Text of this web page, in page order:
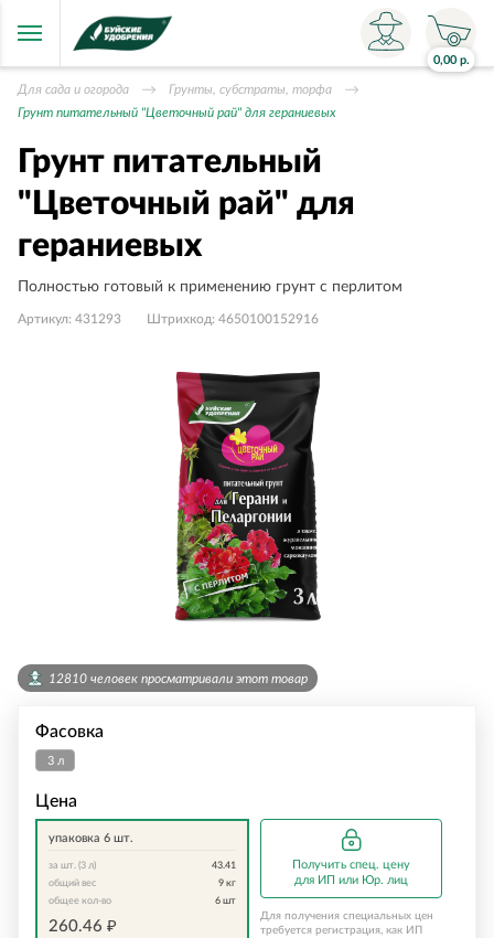
0,00р.
Для сада и огорода
Грунты, субстраты, торфа
Грунт питательный "Цветочный рай" для гераниевых
Грунт питательный
"Цветочный рай" для
гераниевых
Полностью готовый к применению грунт с перлитом
Артикул: 431293 Штрихкод: 4650100152916
12810 человек просматривали этот товар
Фасовка
3 л
Цена
упаковка 6 шт.
за шт. (3 л)
43.41
общий вес
9 кг
общее кол-во
6 шт
260.46 ₽
Получить спец. цену
для ИП или Юр. лиц
Для получения специальных цен
требуется регистрация, как ИП